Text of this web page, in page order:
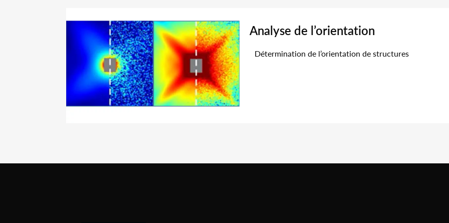
Analyse de l’orientation
Détermination de l’orientation de structures